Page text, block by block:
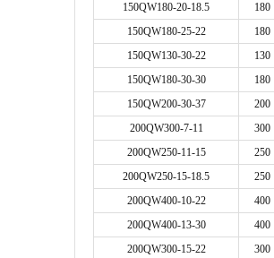
150QW180-20-18.5
180
150QW180-25-22
180
150QW130-30-22
130
150QW180-30-30
180
150QW200-30-37
200
200QW300-7-11
300
200QW250-11-15
250
200QW250-15-18.5
250
200QW400-10-22
400
200QW400-13-30
400
200QW300-15-22
300